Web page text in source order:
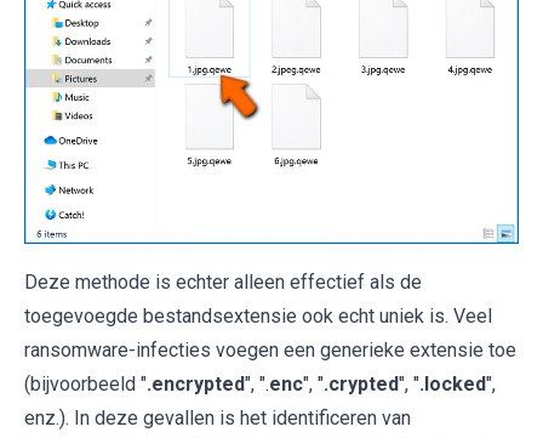
Deze methode is echter alleen effectief als de
toegevoegde bestandsextensie ook echt uniek is. Veel
ransomware-infecties voegen een generieke extensie toe
(bijvoorbeeld ".encrypted", ".enc", ".crypted", ".locked",
enz.). In deze gevallen is het identificeren van